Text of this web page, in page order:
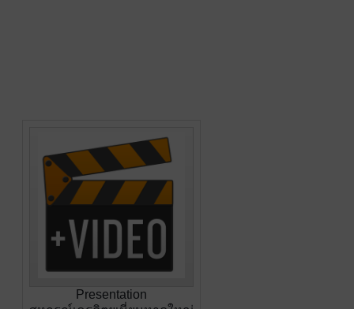
Presentation